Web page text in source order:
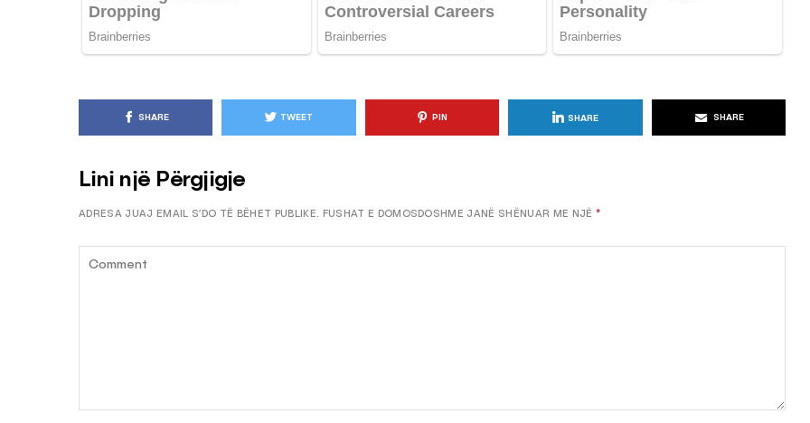
SHARE TWEET PIN SHARE SHARE
Lini një Përgjigje
ADRESA JUAJ EMAIL S’DO TË BËHET PUBLIKE. FUSHAT E DOMOSDOSHME JANË SHËNUAR ME NJË *
Pse Nuk Duhet të Përdorni
Letrën e Aluminit për Ruajtjen
Rreziqet dhe Problemet që
Vijnë Nga Akulloret e